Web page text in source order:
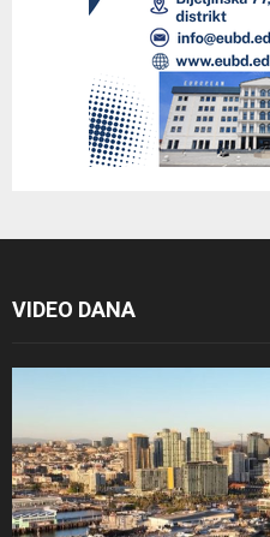
VIDEO DANA